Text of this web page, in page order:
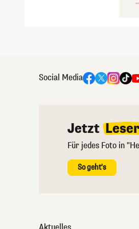
Social Media
Jetzt
Für jedes Foto in
So geht's